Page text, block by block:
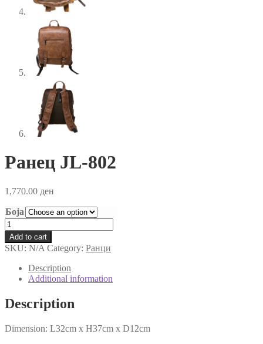
Ранец JL-802
1,770.00 ден
Боја
Ранец
JL-
802
quantity
Add to cart
SKU: N/A Category: Ранци
Description
Additional information
Description
Dimension: L32cm x H37cm x D12cm